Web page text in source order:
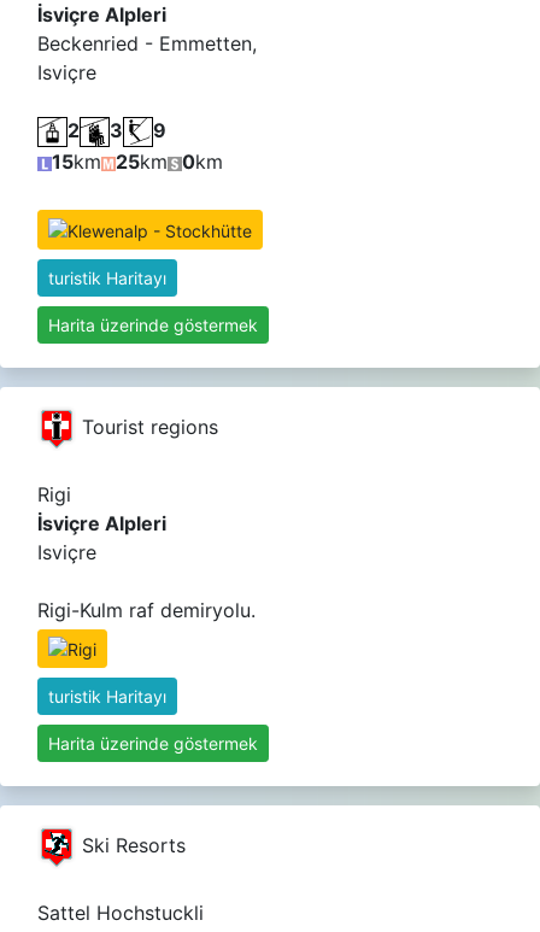
İsviçre Alpleri
Beckenried - Emmetten,
Isviçre
2 3
9
15km 25km 0km
turistik Haritayı
Harita üzerinde göstermek
Tourist regions
Rigi
İsviçre Alpleri
Isviçre
Rigi-Kulm raf demiryolu.
turistik Haritayı
Harita üzerinde göstermek
Ski Resorts
Sattel Hochstuckli